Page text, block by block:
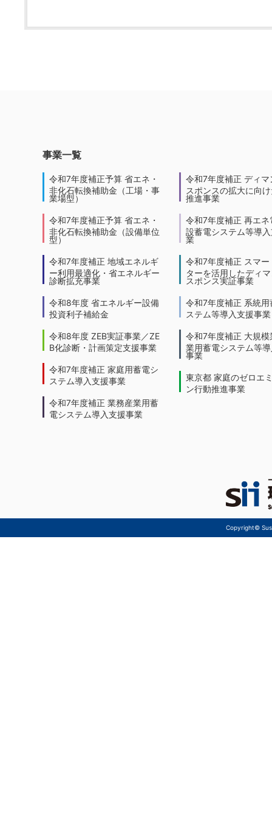
事業一覧
令和7年度補正予算 省エネ・
非化石転換補助金（工場・事
業場型）
令和7年度補正予算 省エネ・
非化石転換補助金（設備単位
型）
令和7年度補正 地域エネルギ
ー利用最適化・省エネルギー
診断拡充事業
令和8年度 省エネルギー設備
投資利子補給金
令和8年度 ZEB実証事業／ZE
B化診断・計画策定支援事業
令和7年度補正 家庭用蓄電シ
ステム導入支援事業
令和7年度補正 業務産業用蓄
電システム導入支援事業
令和7年度補正 ディマ
スポンスの拡大に向
推進事業
令和7年度補正 再エネ
設蓄電システム等導
業
令和7年度補正 スマー
ターを活用したディ
スポンス実証事業
令和7年度補正 系統用
ステム等導入支援事業
令和7年度補正 大規模
業用蓄電システム等
事業
東京都 家庭のゼロエ
ン行動推進事業
Copyright©